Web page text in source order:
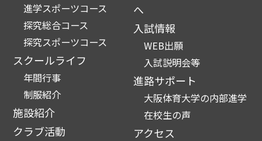
進学スポーツコース
探究総合コース
探究スポーツコース
スクールライフ
年間行事
制服紹介
施設紹介
クラブ活動
へ
入試情報
WEB出願
入試説明会等
進路サポート
大阪体育大学の内部進学
在校生の声
アクセス